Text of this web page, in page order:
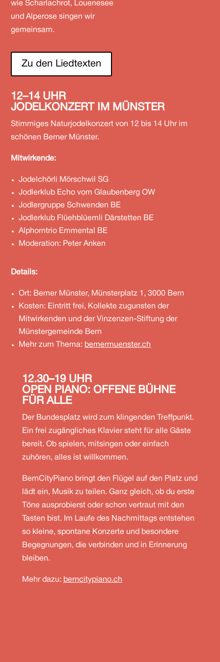
wie Scharlachrot, Louenesee
und Alperose singen wir
gemeinsam.
Zu den Liedtexten
12–14UHR
JODELKONZERT IM MÜNSTER
Stimmiges Naturjodelkonzert von 12 bis 14 Uhr im
schönen Berner Münster.
​Mitwirkende:
Jodelchörli Mörschwil SG
Jodlerklub Echo vom Glaubenberg OW
Jodlergruppe Schwenden BE
Jodlerklub Flüehblüemli Därstetten BE
Alphorntrio Emmental BE
Moderation: Peter Anken
​Details:
Ort: Berner Münster, Münsterplatz 1, 3000 Bern
Kosten: Eintritt frei, Kollekte zugunsten der
Mitwirkenden und der Vinzenzen-Stiftung der
Münstergemeinde Bern
Mehr zum Thema: bernermuenster.ch
12.30–19UHR
OPEN PIANO: OFFENE BÜHNE
FÜR ALLE
Der Bundesplatz wird zum klingenden Treffpunkt.
Ein frei zugängliches Klavier steht für alle Gäste
bereit. Ob spielen, mitsingen oder einfach
zuhören, alles ist willkommen.
BernCityPiano bringt den Flügel auf den Platz und
lädt ein, Musik zu teilen. Ganz gleich, ob du erste
Töne ausprobierst oder schon vertraut mit den
Tasten bist. Im Laufe des Nachmittags entstehen
so kleine, spontane Konzerte und besondere
Begegnungen, die verbinden und in Erinnerung
bleiben.
Mehr dazu: berncitypiano.ch